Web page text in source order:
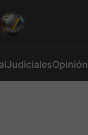
JudicialesOpinión